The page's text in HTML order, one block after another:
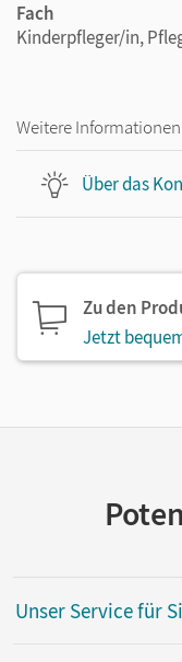
Fach
Kinderpfleger/in,
Weitere Informationen
Über das
Zu den
Jetzt
Unser Service für